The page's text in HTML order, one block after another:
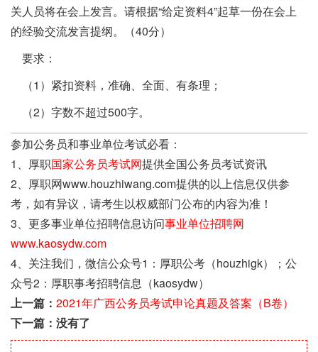
关人员将在会上发言。请根据“给定资料4”起草一份在会上
的经验交流发言提纲。（40分）
要求：
（1）紧扣资料，准确、全面、有条理；
（2）字数不超过500字。
参加公务员和事业单位考试必看：
1、厚职国家公务员考试网提供全国公务员考试资讯
2、厚职网www.houzhiwang.com提供的以上信息仅供参
考，如有异议，请考生以权威部门公布的内容为准！
3、更多事业单位招聘信息访问事业单位招聘网
www.kaosydw.com
4、关注我们，微信公众号1：厚职公考（houzhigk）；公
众号2：厚职事考招聘信息（kaosydw）
上一篇： 2021年广西公务员考试申论真题及答案（B卷）
下一篇：没有了